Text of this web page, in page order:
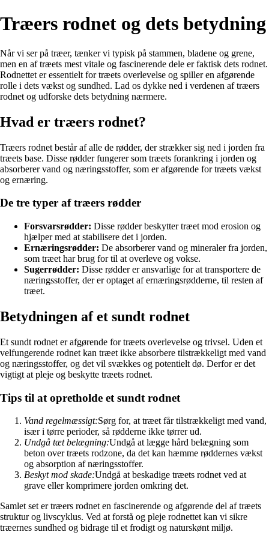
Træers rodnet og dets betydning
Når vi ser på træer, tænker vi typisk på stammen, bladene og grene,
men en af træets mest vitale og fascinerende dele er faktisk dets rodnet.
Rodnettet er essentielt for træets overlevelse og spiller en afgørende
rolle i dets vækst og sundhed. Lad os dykke ned i verdenen af træers
rodnet og udforske dets betydning nærmere.
Hvad er træers rodnet?
Træers rodnet består af alle de rødder, der strækker sig ned i jorden fra
træets base. Disse rødder fungerer som træets forankring i jorden og
absorberer vand og næringsstoffer, som er afgørende for træets vækst
og ernæring.
De tre typer af træers rødder
Forsvarsrødder: Disse rødder beskytter træet mod erosion og
hjælper med at stabilisere det i jorden.
Ernæringsrødder: De absorberer vand og mineraler fra jorden,
som træet har brug for til at overleve og vokse.
Sugerrødder: Disse rødder er ansvarlige for at transportere de
næringsstoffer, der er optaget af ernæringsrødderne, til resten af
træet.
Betydningen af et sundt rodnet
Et sundt rodnet er afgørende for træets overlevelse og trivsel. Uden et
velfungerende rodnet kan træet ikke absorbere tilstrækkeligt med vand
og næringsstoffer, og det vil svækkes og potentielt dø. Derfor er det
vigtigt at pleje og beskytte træets rodnet.
Tips til at opretholde et sundt rodnet
Vand regelmæssigt:Sørg for, at træet får tilstrækkeligt med vand,
især i tørre perioder, så rødderne ikke tørrer ud.
Undgå tæt belægning:Undgå at lægge hård belægning som
beton over træets rodzone, da det kan hæmme røddernes vækst
og absorption af næringsstoffer.
Beskyt mod skade:Undgå at beskadige træets rodnet ved at
grave eller komprimere jorden omkring det.
Samlet set er træers rodnet en fascinerende og afgørende del af træets
struktur og livscyklus. Ved at forstå og pleje rodnettet kan vi sikre
træernes sundhed og bidrage til et frodigt og naturskønt miljø.